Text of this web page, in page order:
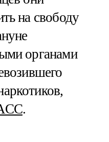
на свободу
органами
.